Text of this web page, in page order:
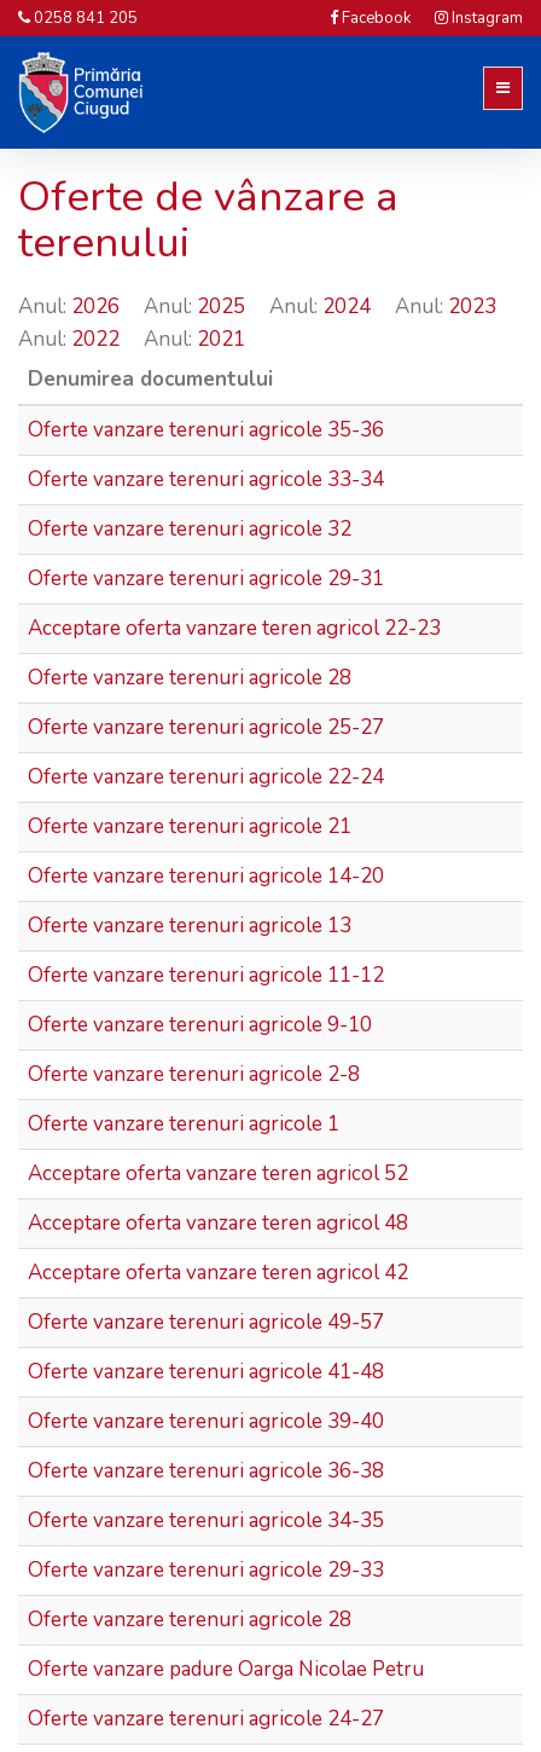
0258 841 205 Facebook Instagram
Oferte de vânzare a
terenului
Anul: 2026 Anul: 2025 Anul: 2024 Anul: 2023
Anul: 2022 Anul: 2021
Denumirea documentului
Oferte vanzare terenuri agricole 35-36
Oferte vanzare terenuri agricole 33-34
Oferte vanzare terenuri agricole 32
Oferte vanzare terenuri agricole 29-31
Acceptare oferta vanzare teren agricol 22-23
Oferte vanzare terenuri agricole 28
Oferte vanzare terenuri agricole 25-27
Oferte vanzare terenuri agricole 22-24
Oferte vanzare terenuri agricole 21
Oferte vanzare terenuri agricole 14-20
Oferte vanzare terenuri agricole 13
Oferte vanzare terenuri agricole 11-12
Oferte vanzare terenuri agricole 9-10
Oferte vanzare terenuri agricole 2-8
Oferte vanzare terenuri agricole 1
Acceptare oferta vanzare teren agricol 52
Acceptare oferta vanzare teren agricol 48
Acceptare oferta vanzare teren agricol 42
Oferte vanzare terenuri agricole 49-57
Oferte vanzare terenuri agricole 41-48
Oferte vanzare terenuri agricole 39-40
Oferte vanzare terenuri agricole 36-38
Oferte vanzare terenuri agricole 34-35
Oferte vanzare terenuri agricole 29-33
Oferte vanzare terenuri agricole 28
Oferte vanzare padure Oarga Nicolae Petru
Oferte vanzare terenuri agricole 24-27